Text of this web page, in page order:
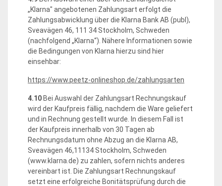
„Klarna" angebotenen Zahlungsart erfolgt die
Zahlungsabwicklung über die Klarna Bank AB (publ),
Sveavägen 46, 111 34 Stockholm, Schweden
(nachfolgend „Klarna“). Nähere Informationen sowie
die Bedingungen von Klarna hierzu sind hier
einsehbar:
https://www.peetz-onlineshop.de/zahlungsarten
4.10 Bei Auswahl der Zahlungsart Rechnungskauf
wird der Kaufpreis fällig, nachdem die Ware geliefert
und in Rechnung gestellt wurde. In diesem Fall ist
der Kaufpreis innerhalb von 30 Tagen ab
Rechnungsdatum ohne Abzug an die Klarna AB,
Sveavägen 46,11134 Stockholm, Schweden
(www.klarna.de) zu zahlen, sofern nichts anderes
vereinbart ist. Die Zahlungsart Rechnungskauf
setzt eine erfolgreiche Bonitätsprüfung durch die